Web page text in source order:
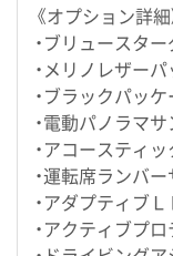
《オプション詳細
・ブリュースタ
・メリノレザー
・ブラックパッ
・電動パノラマ
・アコースティ
・運転席ランバ
・アダプティブ
・アクティブプ